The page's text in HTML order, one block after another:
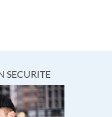
SECURITE